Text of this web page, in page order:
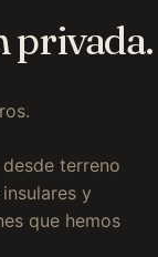
privada.
terreno
y
que hemos